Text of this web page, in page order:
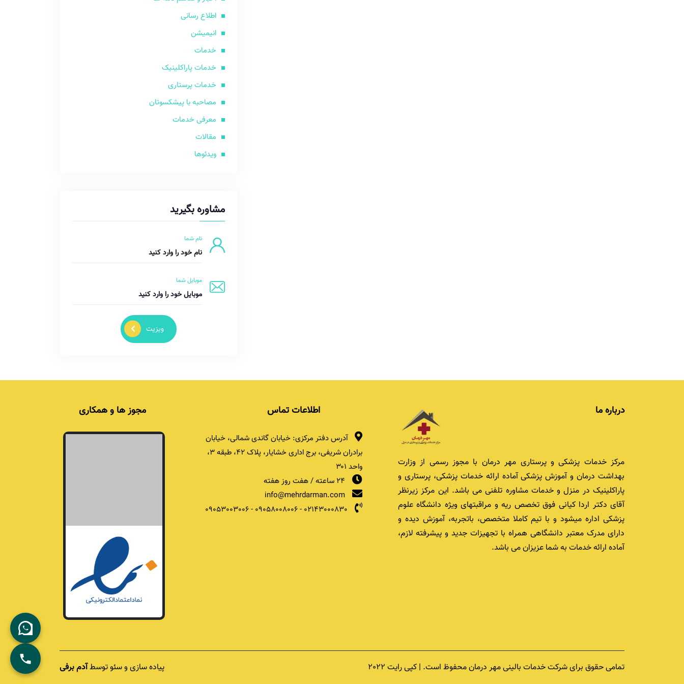
اطلاع رسانی
انیمیشن
خدمات
خدمات پاراکلینیک
خدمات پرستاری
مصاحبه با پیشکسوتان
معرفی خدمات
مقالات
ویدئوها
مشاوره بگیرید
نام شما
موبایل شما
ویزیت
درباره ما
مرکز خدمات پزشکی و پرستاری مهر درمان با مجوز رسمی از وزارت
بهداشت درمان و آموزش پزشکی آماده ارائه خدمات پزشکی، پرستاری و
پاراکلینیک در منزل و خدمات مشاوره تلفنی می باشد. این مرکز زیرنظر
آقای دکتر اردا کیانی فوق تخصص ریه و مراقبتهای ویژه دانشگاه علوم
پزشکی اداره میشود و با تیم کاملا متخصص، باتجربه، آموزش دیده و
دارای مدرک معتبر دانشگاهی همراه با تجهیزات جدید و پیشرفته لازم،
آماده ارائه خدمات به شما عزیزان می باشد.
اطلاعات تماس
آدرس دفتر مرکزی: خیابان گاندی شمالی، خیابان
برادران شریفی، برج اداری خشایار، پلاک ۴۲، طبقه ۳،
واحد ۳۰۱
info@mehrdarman.com
02143000830
-
09058008006
-
09053003006
مجوز ها و همکاری
تمامی حقوق برای شرکت خدمات بالینی مهر درمان محفوظ است. | کپی رایت 2022 پیاده سازی و سئو توسطآدم برفی